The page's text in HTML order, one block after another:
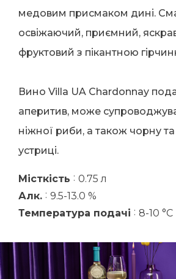
медовим присмаком дині.
освіжаючий, приємний,
фруктовий з пікантною
Вино Villa UA Chardonnay
аперитив, може
ніжної риби, а також чорну та
устриці.
Місткість : 0.75 л
Алк. : 9.5-13.0 %
Температура подачі : 8-10 °C